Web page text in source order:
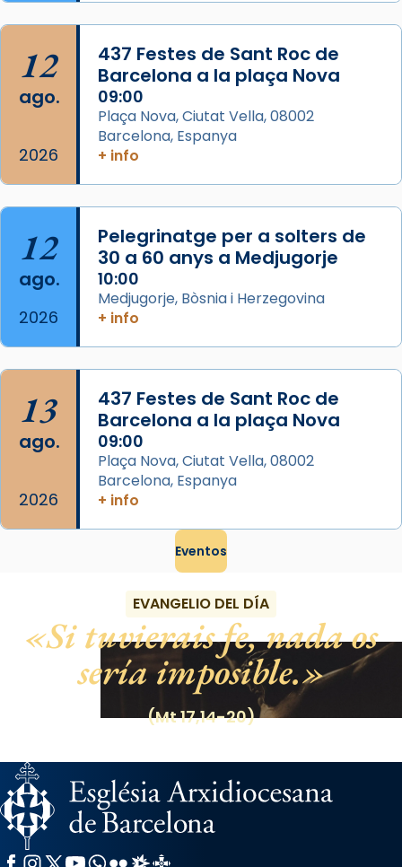
Acompanyant la història de sant Cugat, a
partir de l’Edat Mitjana sorgeix la tradició
que les santes Juliana (“relatiu a Júlia”) i
Semproniana (“relatiu a Semprònia =
eterna”) són deixebles seves. I l’any 1667, el
frare Joan Gaspar Roig, afirma en una obra
que les santes són filles de l’antiga Iluro.
Mataró en reivindicarà les relíq
Foto
View on Facebook ·
12
ago.
2026
437 Festes de Sant Roc de
Barcelona a la plaça Nova
09:00
Plaça Nova, Ciutat Vella, 08002
Barcelona, Espanya
+ info
12
ago.
2026
Pelegrinatge per a solters de
30 a 60 anys a Medjugorje
10:00
Medjugorje, Bòsnia i Herzegovina
+ info
13
ago.
2026
437 Festes de Sant Roc de
Barcelona a la plaça Nova
09:00
Plaça Nova, Ciutat Vella, 08002
Barcelona, Espanya
+ info
Eventos
EVANGELIO DEL DÍA
Si tuvierais fe, nada os
sería imposible.
(Mt 17,14-20)
Facebook
Instagram
X / Twitter
YouTube
WhatsApp
FlickrRadio Estel
Catalunya Cristiana